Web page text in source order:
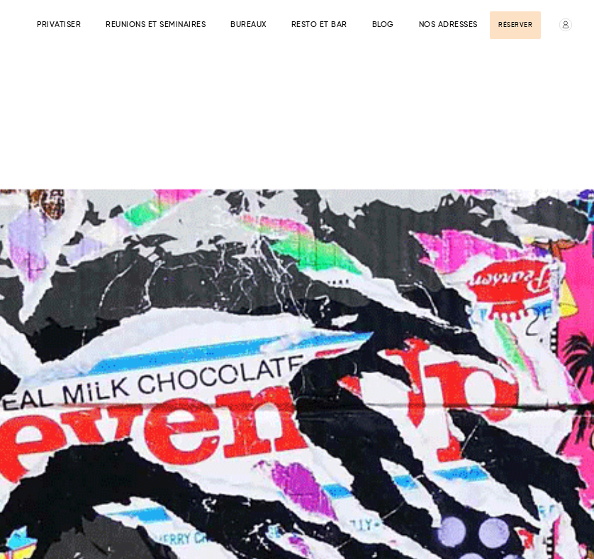
PRIVATISER REUNIONS ET SEMINAIRES BUREAUX RESTO ET BAR BLOG NOS ADRESSES RÉSERVER